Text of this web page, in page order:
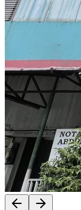
Previous slide